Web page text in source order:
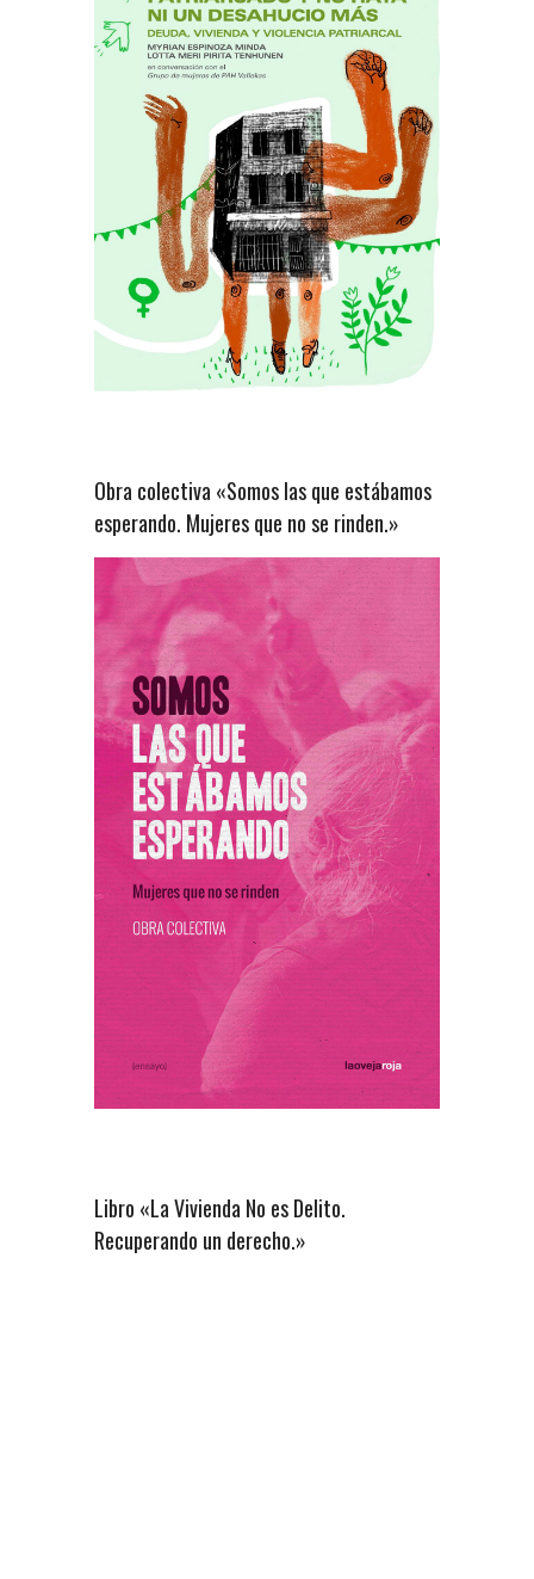
Obra colectiva «Somos las que estábamos
esperando. Mujeres que no se rinden.»
Libro «La Vivienda No es Delito.
Recuperando un derecho.»